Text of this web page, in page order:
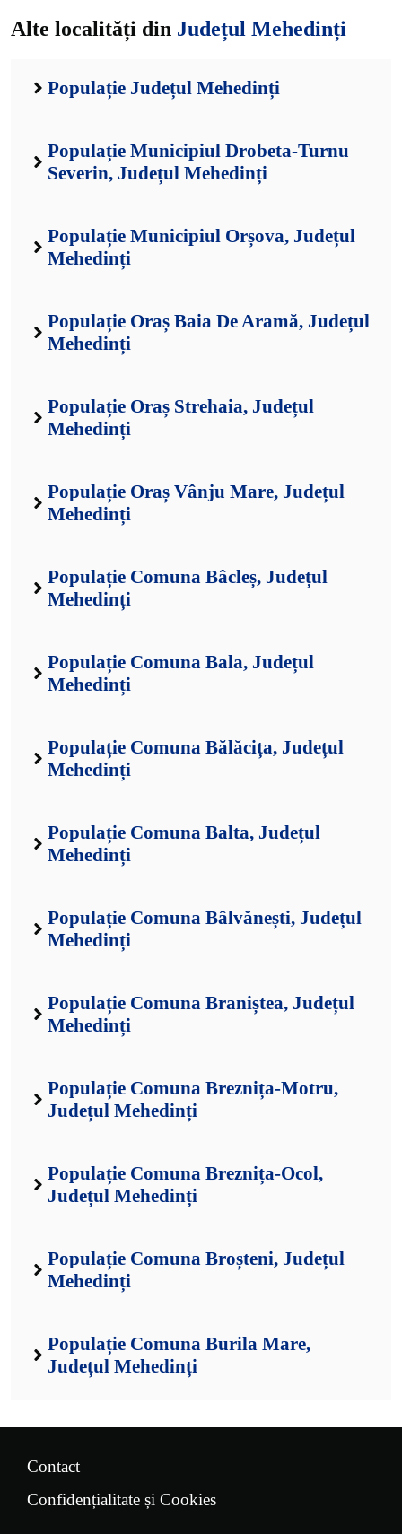
Alte localități din Județul Mehedinți
Populație Județul Mehedinți
Populație Municipiul Drobeta-Turnu
Severin, Județul Mehedinți
Populație Municipiul Orșova, Județul
Mehedinți
Populație Oraș Baia De Aramă, Județul
Mehedinți
Populație Oraș Strehaia, Județul
Mehedinți
Populație Oraș Vânju Mare, Județul
Mehedinți
Populație Comuna Bâcleș, Județul
Mehedinți
Populație Comuna Bala, Județul
Mehedinți
Populație Comuna Bălăcița, Județul
Mehedinți
Populație Comuna Balta, Județul
Mehedinți
Populație Comuna Bâlvănești, Județul
Mehedinți
Populație Comuna Braniștea, Județul
Mehedinți
Populație Comuna Breznița-Motru,
Județul Mehedinți
Populație Comuna Breznița-Ocol,
Județul Mehedinți
Populație Comuna Broșteni, Județul
Mehedinți
Populație Comuna Burila Mare,
Județul Mehedinți
Contact
Confidențialitate și Cookies